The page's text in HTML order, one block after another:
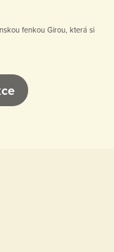
fenkou Girou, která si